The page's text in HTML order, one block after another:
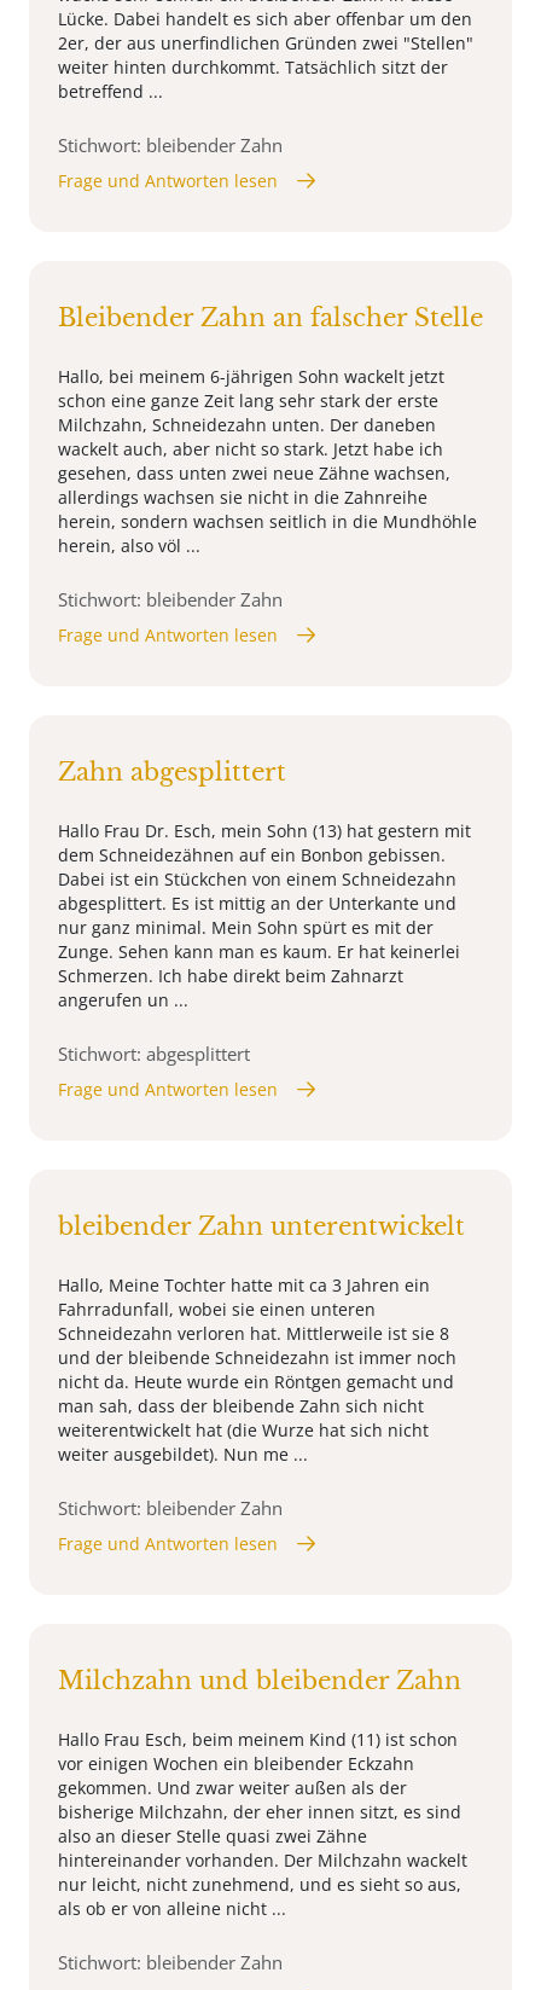
Lücke. Dabei handelt es sich aber offenbar um den
2er, der aus unerfindlichen Gründen zwei "Stellen"
weiter hinten durchkommt. Tatsächlich sitzt der
betreffend ...
Stichwort: bleibender Zahn
Frage und Antworten lesen
Bleibender Zahn an falscher Stelle
Hallo, bei meinem 6-jährigen Sohn wackelt jetzt
schon eine ganze Zeit lang sehr stark der erste
Milchzahn, Schneidezahn unten. Der daneben
wackelt auch, aber nicht so stark. Jetzt habe ich
gesehen, dass unten zwei neue Zähne wachsen,
allerdings wachsen sie nicht in die Zahnreihe
herein, sondern wachsen seitlich in die Mundhöhle
herein, also völ ...
Stichwort: bleibender Zahn
Frage und Antworten lesen
Zahn abgesplittert
Hallo Frau Dr. Esch, mein Sohn (13) hat gestern mit
dem Schneidezähnen auf ein Bonbon gebissen.
Dabei ist ein Stückchen von einem Schneidezahn
abgesplittert. Es ist mittig an der Unterkante und
nur ganz minimal. Mein Sohn spürt es mit der
Zunge. Sehen kann man es kaum. Er hat keinerlei
Schmerzen. Ich habe direkt beim Zahnarzt
angerufen un ...
Stichwort: abgesplittert
Frage und Antworten lesen
bleibender Zahn unterentwickelt
Hallo, Meine Tochter hatte mit ca 3 Jahren ein
Fahrradunfall, wobei sie einen unteren
Schneidezahn verloren hat. Mittlerweile ist sie 8
und der bleibende Schneidezahn ist immer noch
nicht da. Heute wurde ein Röntgen gemacht und
man sah, dass der bleibende Zahn sich nicht
weiterentwickelt hat (die Wurze hat sich nicht
weiter ausgebildet). Nun me ...
Stichwort: bleibender Zahn
Frage und Antworten lesen
Milchzahn und bleibender Zahn
Hallo Frau Esch, beim meinem Kind (11) ist schon
vor einigen Wochen ein bleibender Eckzahn
gekommen. Und zwar weiter außen als der
bisherige Milchzahn, der eher innen sitzt, es sind
also an dieser Stelle quasi zwei Zähne
hintereinander vorhanden. Der Milchzahn wackelt
nur leicht, nicht zunehmend, und es sieht so aus,
als ob er von alleine nicht ...
Stichwort: bleibender Zahn